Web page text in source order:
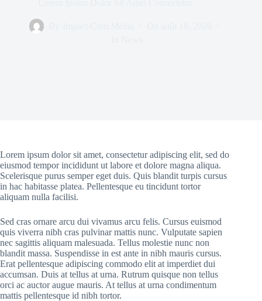
Lorem ipsum dolor sit amet, consectetur adipiscing elit, sed do
eiusmod tempor incididunt ut labore et dolore magna aliqua.
Scelerisque purus semper eget duis. Quis blandit turpis cursus
in hac habitasse platea. Pellentesque eu tincidunt tortor
aliquam nulla facilisi.
Sed cras ornare arcu dui vivamus arcu felis. Cursus euismod
quis viverra nibh cras pulvinar mattis nunc. Vulputate sapien
nec sagittis aliquam malesuada. Tellus molestie nunc non
blandit massa. Suspendisse in est ante in nibh mauris cursus.
Erat pellentesque adipiscing commodo elit at imperdiet dui
accumsan. Duis at tellus at urna. Rutrum quisque non tellus
orci ac auctor augue mauris. At tellus at urna condimentum
mattis pellentesque id nibh tortor.